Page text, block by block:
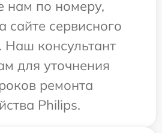
нам по номеру,
сайте сервисного
Наш консультант
для уточнения
ремонта
Philips.